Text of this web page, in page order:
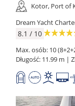
Kotor, Port of
Dream Yacht
8.1 / 10
Max. osób: 10
Długość: 11.99 m |